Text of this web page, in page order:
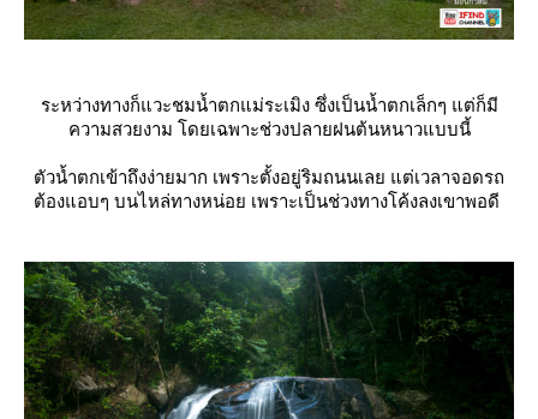
ระหว่างทางก็แวะชมน้ำตกแม่ระเมิง ซึ่งเป็นน้ำตกเล็กๆ แต่ก็มี
ความสวยงาม โดยเฉพาะช่วงปลายฝนต้นหนาวแบบนี้
ตัวน้ำตกเข้าถึงง่ายมาก เพราะตั้งอยู่ริมถนนเลย แต่เวลาจอดรถ
ต้องแอบๆ บนไหล่ทางหน่อย เพราะเป็นช่วงทางโค้งลงเขาพอดี